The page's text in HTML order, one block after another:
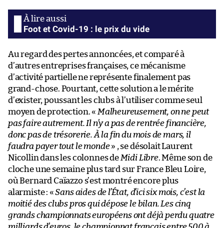
Foot et Covid-19 : le prix du vide
Au regard des pertes annoncées, et comparé à
d’autres entreprises françaises, ce mécanisme
d’activité partielle ne représente finalement pas
grand-chose. Pourtant, cette solution a le mérite
d’exister, poussant les clubs à l’utiliser comme seul
moyen de protection. « Malheureusement, on ne peut
pas faire autrement. Il n’y a pas de rentrée financière,
donc pas de trésorerie. À la fin du mois de mars, il
faudra payer tout le monde» , se désolait Laurent
Nicollin dans les colonnes de Midi Libre. Même son de
cloche une semaine plus tard sur France Bleu Loire,
où Bernard Caïazzo s’est montré encore plus
alarmiste : «Sans aides de l’État, d’ici six mois, c’est la
moitié des clubs pros qui dépose le bilan. Les cinq
grands championnats européens ont déjà perdu quatre